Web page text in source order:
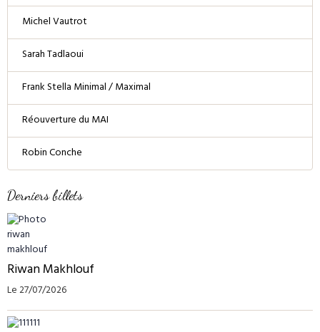
Michel Vautrot
Sarah Tadlaoui
Frank Stella Minimal / Maximal
Réouverture du MAI
Robin Conche
Derniers billets
Riwan Makhlouf
Le 27/07/2026